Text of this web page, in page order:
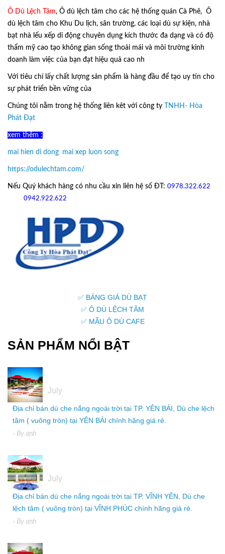
Ô Dù Lệch Tâm, Ô dù lệch tâm cho các hệ thống quán Cà Phê, Ô
dù lệch tâm cho Khu Du lịch, sân trường, các loại dù sự kiện, nhà
bạt nhà lếu xếp di động chuyên dụng kích thước đa dạng và có độ
thẩm mỹ cao tạo không gian sống thoải mái và môi trường kinh
doanh làm việc của bạn đạt hiệu quả cao nh
Với tiêu chí lấy chất lượng sản phẩm là hàng đầu để tạo uy tín cho
sự phát triển bền vững của
Chúng tôi nằm trong hệ thống liên kêt với công ty TNHH- Hòa
Phát Đạt
xem thêm :
mai hien di dong mai xep luon song
https://odulechtam.com/
Nếu Quý khách hàng có nhu cầu xin liên hệ số ĐT: 0978.322.622
0942.922.622
✅ BẢNG GIÁ DÙ BẠT
✅ Ô DÙ LỆCH TÂM
✅ MẪU Ô DÙ CAFE
SẢN PHẨM NỔI BẬT
July
Địa chỉ bán dù che nắng ngoài trời tại TP. YÊN BÁI, Dù che lệch
tâm ( vuông tròn) tại YÊN BÁI chính hãng giá rẻ.
- By anh
July
Địa chỉ bán dù che nắng ngoài trời tại TP. VĨNH YÊN, Dù che
lệch tâm ( vuông tròn) tại VĨNH PHÚC chính hãng giá rẻ.
- By anh